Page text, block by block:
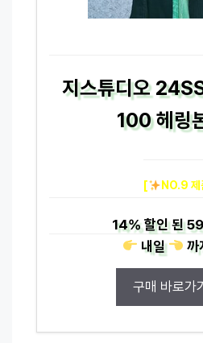
지스튜디오
100 헤링
[ NO.9 제
14%할인 된
내일
까
구매 바로가